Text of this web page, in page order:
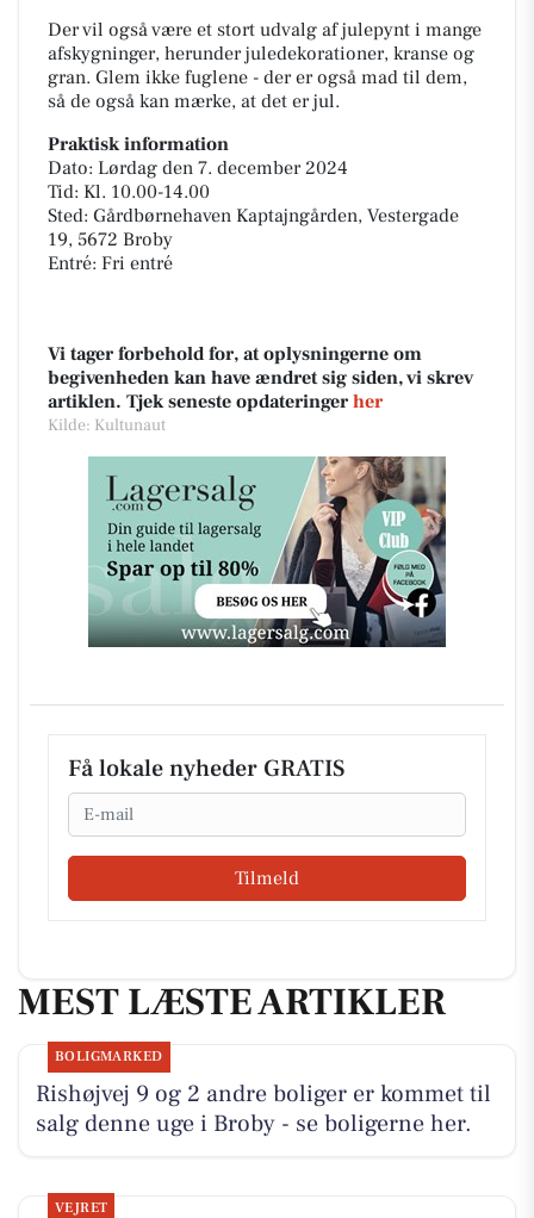
Der vil også være et stort udvalg af julepynt i mange
afskygninger, herunder juledekorationer, kranse og
gran. Glem ikke fuglene - der er også mad til dem,
så de også kan mærke, at det er jul.
Praktisk information
Dato: Lørdag den 7. december 2024
Tid: Kl. 10.00-14.00
Sted: Gårdbørnehaven Kaptajngården, Vestergade
19, 5672 Broby
Entré: Fri entré
Vi tager forbehold for, at oplysningerne om
begivenheden kan have ændret sig siden, vi skrev
artiklen. Tjek seneste opdateringer her
Kilde: Kultunaut
Få lokale nyheder GRATIS
Email
Tilmeld
MEST LÆSTE ARTIKLER
BOLIGMARKED
Rishøjvej 9 og 2 andre boliger er kommet til
salg denne uge i Broby - se boligerne her.
VEJRET